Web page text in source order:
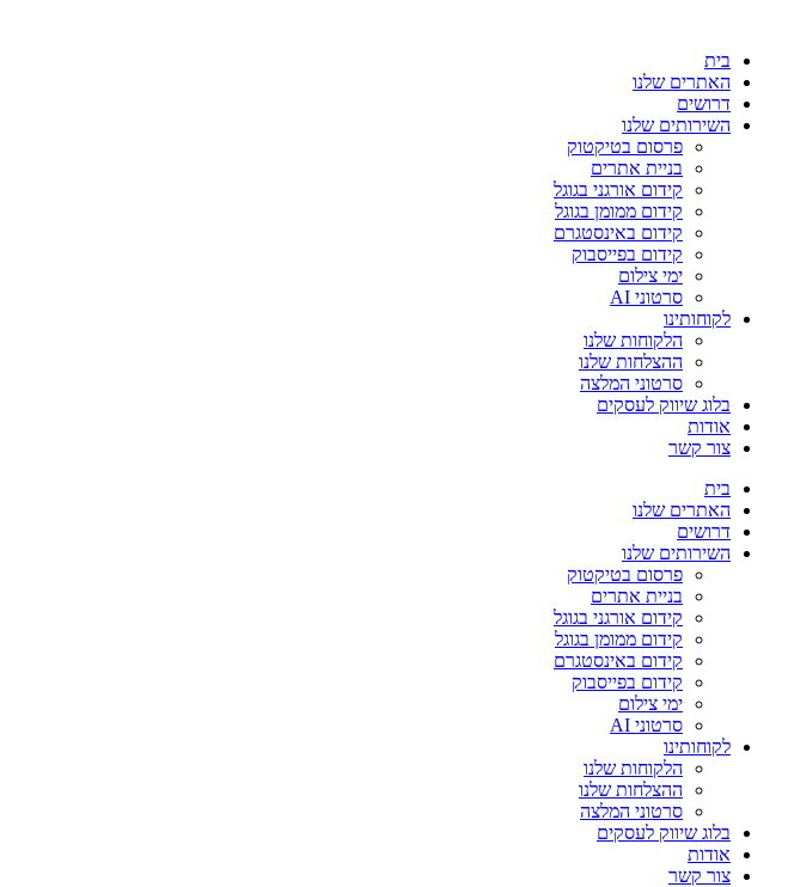
בית
האתרים שלנו
דרושים
השירותים שלנו
פרסום בטיקטוק
בניית אתרים
קידום אורגני בגוגל
קידום ממומן בגוגל
קידום באינסטגרם
קידום בפייסבוק
ימי צילום
סרטוני AI
לקוחותינו
הלקוחות שלנו
ההצלחות שלנו
סרטוני המלצה
בלוג שיווק לעסקים
אודות
צור קשר
בית
האתרים שלנו
דרושים
השירותים שלנו
פרסום בטיקטוק
בניית אתרים
קידום אורגני בגוגל
קידום ממומן בגוגל
קידום באינסטגרם
קידום בפייסבוק
ימי צילום
סרטוני AI
לקוחותינו
הלקוחות שלנו
ההצלחות שלנו
סרטוני המלצה
בלוג שיווק לעסקים
אודות
צור קשר